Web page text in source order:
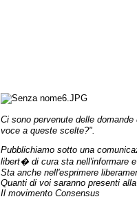
Ci sono pervenute delle
voce a queste scelte?".
Pubblichiamo sotto una
libert� di cura sta nell'informare
Sta anche nell'esprimere
Quanti di voi saranno presenti
Il movimento Consensus